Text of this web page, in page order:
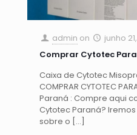
admin on
junho
Comprar Cytotec
Caixa de Cytotec
COMPRAR CYTOTEC
Paraná : Compre aqui
Cytotec Paraná?
sobre o […]